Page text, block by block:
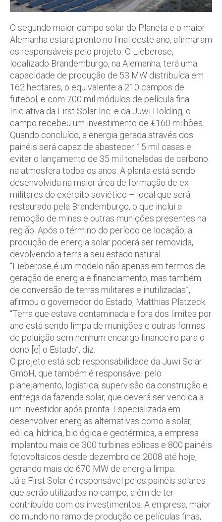
O segundo maior campo solar do Planeta e o maior
Alemanha estará pronto no final deste ano, afirmaram
os responsáveis pelo projeto. O Lieberose,
localizado Brandemburgo, na Alemanha, terá uma
capacidade de produção de 53 MW distribuída em
162 hectares, o equivalente a 210 campos de
futebol, e com 700 mil módulos de película fina.
Iniciativa da First Solar Inc. e da Juwi Holding, o
campo recebeu um investimento de €160 milhões.
Quando concluído, a energia gerada através dos
painéis será capaz de abastecer 15 mil casas e
evitar o lançamento de 35 mil toneladas de carbono
na atmosfera todos os anos. A planta está sendo
desenvolvida na maior área de formação de ex-
militares do exército soviético – local que será
restaurado pela Brandemburgo, o que inclui a
remoção de minas e outras munições presentes na
região. Após o término do período de locação, a
produção de energia solar poderá ser removida,
devolvendo a terra a seu estado natural.
“Lieberose é um modelo não apenas em termos de
geração de energia e financiamento, mas também
de conversão de terras militares e inutilizadas”,
afirmou o governador do Estado, Matthias Platzeck.
“Terra que estava contaminada e fora dos limites por
ano está sendo limpa de munições e outras formas
de poluição sem nenhum encargo financeiro para o
dono [e] o Estado”, diz.
O projeto está sob responsabilidade da Juwi Solar
GmbH, que também é responsável pelo
planejamento, logística, supervisão da construção e
entrega da fazenda solar, que deverá ser vendida a
um investidor após pronta. Especializada em
desenvolver energias alternativas como a solar,
eólica, hídrica, biológica e geotérmica, a empresa
implantou mais de 300 turbinas eólicas e 800 painéis
fotovoltaicos desde dezembro de 2008 até hoje,
gerando mais de 670 MW de energia limpa.
Já a First Solar é responsável pelos painéis solares
que serão utilizados no campo, além de ter
contribuído com os investimentos. A empresa, maior
do mundo no ramo de produção de películas finas,